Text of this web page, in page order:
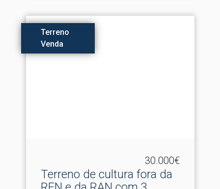
Terreno
Venda
30.000€
Terreno de cultura fora da